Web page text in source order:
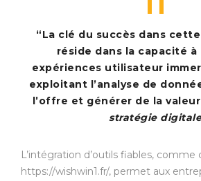
“La clé du succès dans
réside dans la capacité à
expériences utilisateur
exploitant l’analyse de
l’offre et générer de la
stratégie digitale
L’intégration d’outils fiables, comme
https://wishwin1.fr/, permet aux